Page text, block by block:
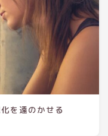
を遠のかせる